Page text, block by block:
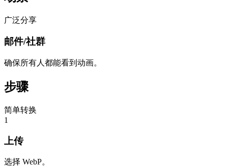
广泛分享
邮件/社群
确保所有人都能看到动画。
步骤
简单转换
1
上传
选择 WebP。